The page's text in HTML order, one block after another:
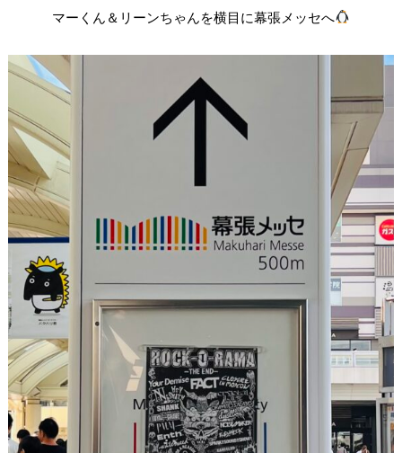
マーくん＆リーンちゃんを横目に幕張メッセへ